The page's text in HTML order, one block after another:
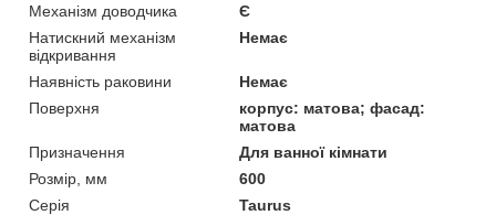
Механізм доводчика
Є
Натискний механізм
відкривання
Немає
Наявність раковини
Немає
Поверхня
корпус: матова; фасад:
матова
Призначення
Для ванної кімнати
Розмір, мм
600
Серія
Taurus